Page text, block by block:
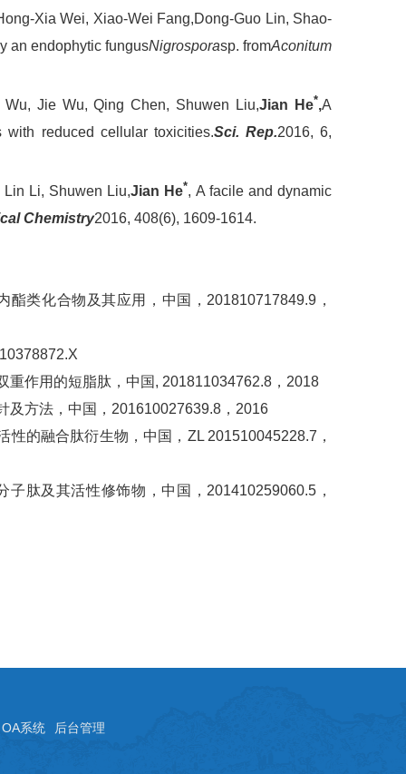
Xia Wei, Xiao-Wei Fang,Dong-Guo Lin, Shao-
an endophytic fungusNigrosporasp. fromAconitum
Jie Wu, Qing Chen, Shuwen Liu,Jian He*,A
with reduced cellular toxicities.Sci. Rep.2016, 6,
Lin Li, Shuwen Liu,Jian He*, A facile and dynamic
Chemistry2016, 408(6), 1609-1614.
类化合物及其应用，中国，201810717849.9，
重作用的短脂肽，中国, 201811034762.8，2018
及方法，中国，201610027639.8，2016
的融合肽衍生物，中国，ZL 201510045228.7，
肽及其活性修饰物，中国，201410259060.5，
OA系统 后台管理